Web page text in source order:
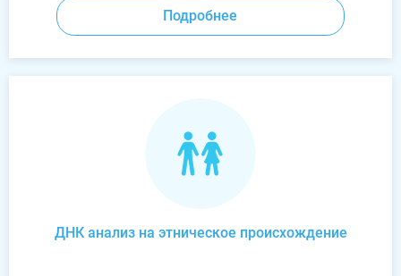
Подробнее
ДНК анализ на этническое происхождение